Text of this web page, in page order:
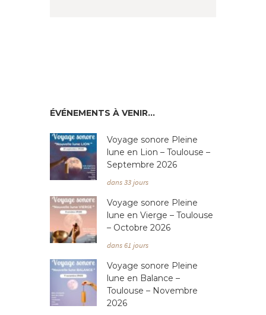
ÉVÉNEMENTS À VENIR…
Voyage sonore Pleine
lune en Lion – Toulouse –
Septembre 2026
dans 33 jours
Voyage sonore Pleine
lune en Vierge – Toulouse
– Octobre 2026
dans 61 jours
Voyage sonore Pleine
lune en Balance –
Toulouse – Novembre
2026